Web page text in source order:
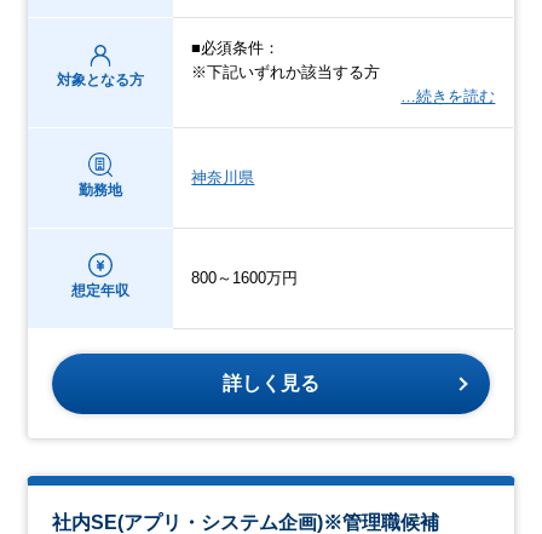
対象となる方
■必須条件：
※下記いずれか該当する方
…続きを読む
勤務地
神奈川県
想定年収
800～1600万円
詳しく見る
社内SE(アプリ・システム企画)※管理職候補